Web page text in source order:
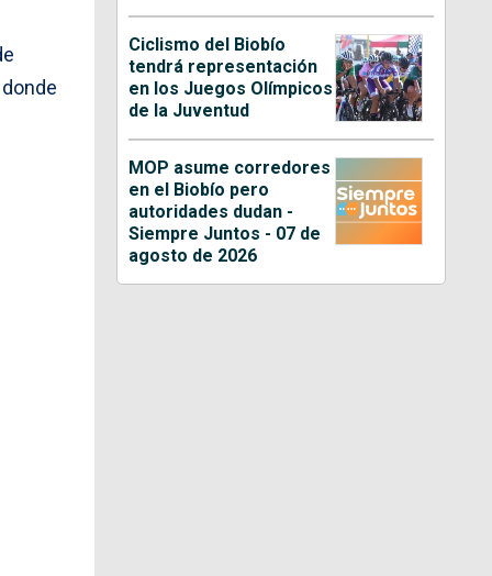
donde
Ciclismo del Biobío
tendrá representación
en los Juegos Olímpicos
de la Juventud
MOP asume corredores
en el Biobío pero
autoridades dudan -
Siempre Juntos - 07 de
agosto de 2026